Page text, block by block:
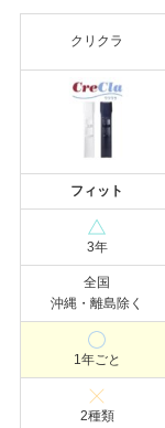
クリクラ
フィット
3年
全国
沖縄・離島除く
1年ごと
2種類